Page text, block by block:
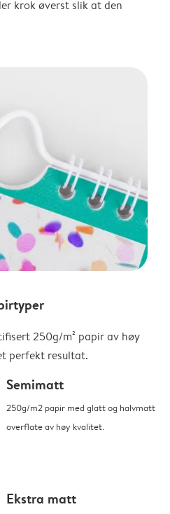
krok øverst slik at den
250g/m² papir av høy
perfekt resultat.
Semimatt
250g/m2 papir med glatt og halvmatt
overflate av høy kvalitet.
Ekstra matt